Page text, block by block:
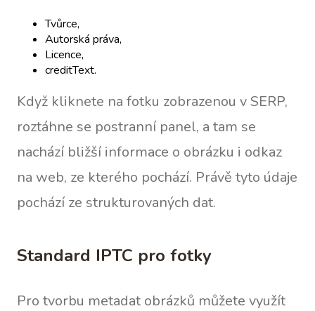
Tvůrce,
Autorská práva,
Licence,
creditText.
Když kliknete na fotku zobrazenou v SERP,
roztáhne se postranní panel, a tam se
nachází bližší informace o obrázku i odkaz
na web, ze kterého pochází. Právě tyto údaje
pochází ze strukturovaných dat.
Standard IPTC pro fotky
Pro tvorbu metadat obrázků můžete využít